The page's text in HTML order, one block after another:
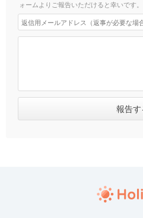
ォームよりご報告いただけると幸いです。